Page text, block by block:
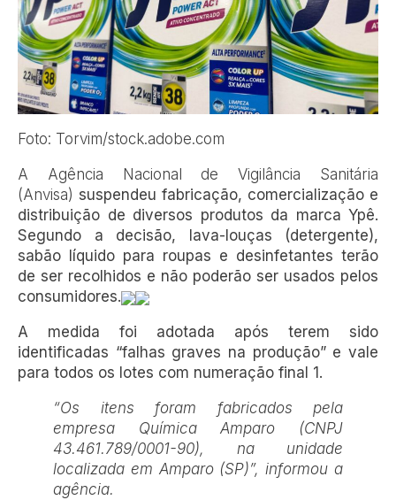
Foto: Torvim/stock.adobe.com
A Agência Nacional de Vigilância Sanitária
(Anvisa) suspendeu fabricação, comercialização e
distribuição de diversos produtos da marca Ypê.
Segundo a decisão, lava-louças (detergente),
sabão líquido para roupas e desinfetantes terão
de ser recolhidos e não poderão ser usados pelos
consumidores.
A medida foi adotada após terem sido
identificadas “falhas graves na produção” e vale
para todos os lotes com numeração final 1.
“Os itens foram fabricados pela
empresa Química Amparo (CNPJ
43.461.789/0001-90), na unidade
localizada em Amparo (SP)”, informou a
agência.